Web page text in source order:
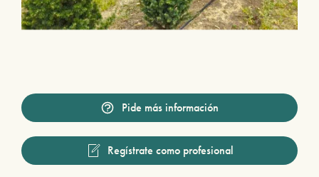
Pide más información
Regístrate como profesional